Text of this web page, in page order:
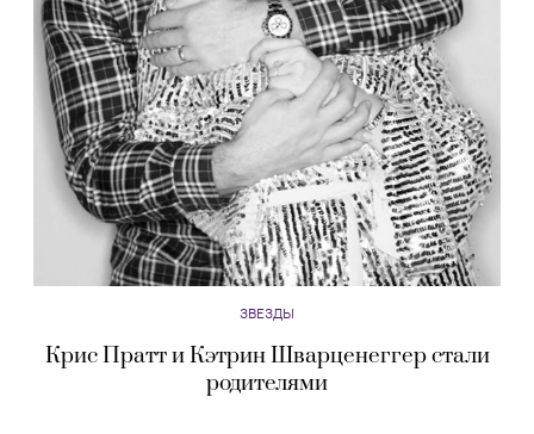
ЗВЕЗДЫ
Крис Пратт и Кэтрин Шварценеггер стали
родителями